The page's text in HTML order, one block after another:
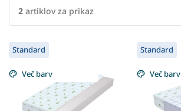
2 artiklov za prikaz
L
i
s
t
Standard
Več barv
Standard
Več barv